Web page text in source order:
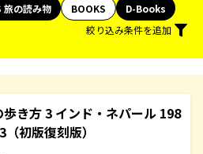
旅の読み物 BOOKS
D-Books
絞り込み条件を追加
き方 3 インド・ネパール 198
初版復刻版）